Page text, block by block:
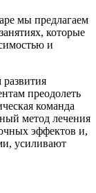
мы предлагаем
которые
и
преодолеть
команда
метод лечения
эффектов и,
усиливают